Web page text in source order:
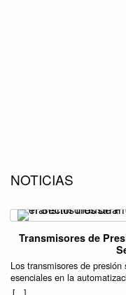
NOTICIAS
Transmisores de
Los transmisores de
esenciales en la
mejorar la precisión y